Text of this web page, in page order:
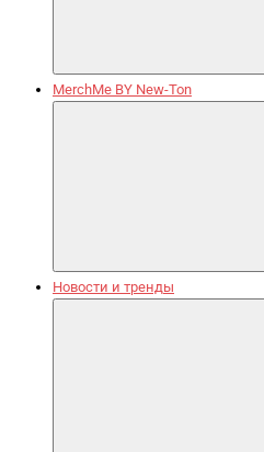
MerchMe BY New-Ton
Новости и тренды